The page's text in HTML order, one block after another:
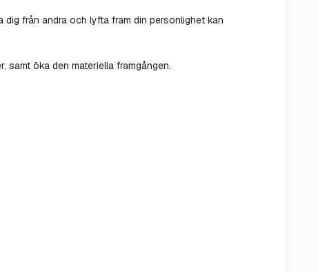
från andra och lyfta fram din personlighet kan
samt öka den materiella framgången.